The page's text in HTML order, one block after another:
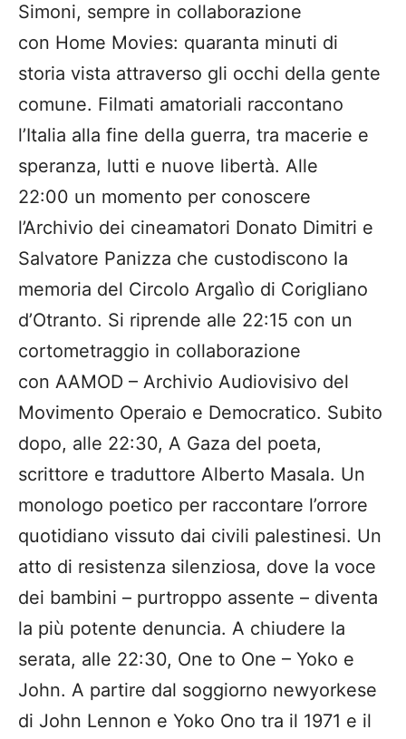
Simoni, sempre in collaborazione
con Home Movies: quaranta minuti di
storia vista attraverso gli occhi della gente
comune. Filmati amatoriali raccontano
l’Italia alla fine della guerra, tra macerie e
speranza, lutti e nuove libertà. Alle
22:00 un momento per conoscere
l’Archivio dei cineamatori Donato Dimitri e
Salvatore Panizza che custodiscono la
memoria del Circolo Argalìo di Corigliano
d’Otranto. Si riprende alle 22:15 con un
cortometraggio in collaborazione
con AAMOD – Archivio Audiovisivo del
Movimento Operaio e Democratico. Subito
dopo, alle 22:30, A Gaza del poeta,
scrittore e traduttore Alberto Masala. Un
monologo poetico per raccontare l’orrore
quotidiano vissuto dai civili palestinesi. Un
atto di resistenza silenziosa, dove la voce
dei bambini – purtroppo assente – diventa
la più potente denuncia. A chiudere la
serata, alle 22:30, One to One – Yoko e
John. A partire dal soggiorno newyorkese
di John Lennon e Yoko Ono tra il 1971 e il